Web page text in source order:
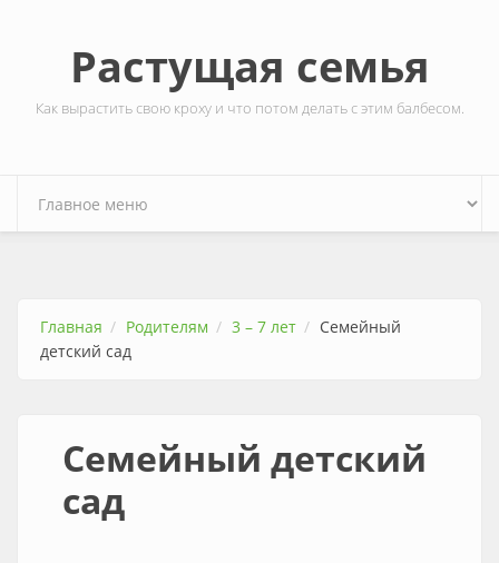
Растущая семья
Как вырастить свою кроху и что потом делать с этим балбесом.
Главная Родителям 3 – 7 лет
Семейный
детский сад
Семейный детский
сад